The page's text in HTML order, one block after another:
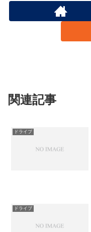
関連記事
ドライブ
ドライブ